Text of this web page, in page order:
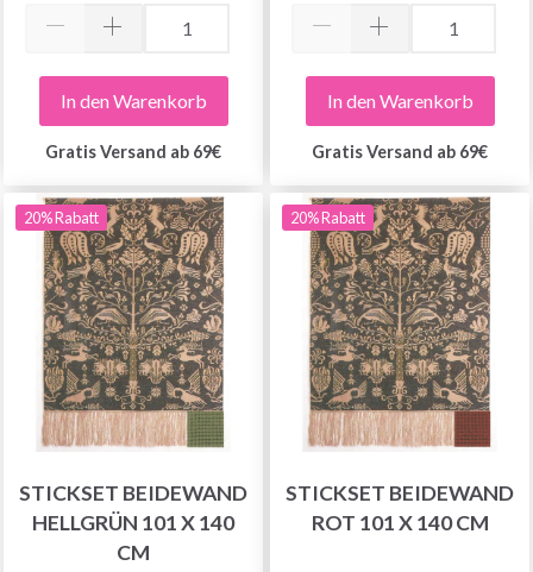
In den Warenkorb
Gratis Versand ab 69€
In den Warenkorb
Gratis Versand ab 69€
20% Rabatt
STICKSET BEIDEWAND
HELLGRÜN 101 X 140
CM
20% Rabatt
STICKSET BEIDEWAND
ROT 101 X 140 CM